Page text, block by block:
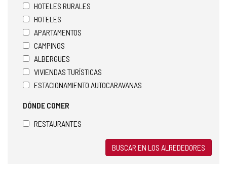
HOTELES RURALES
HOTELES
APARTAMENTOS
CAMPINGS
ALBERGUES
VIVIENDAS TURÍSTICAS
ESTACIONAMIENTO AUTOCARAVANAS
DÓNDE COMER
RESTAURANTES
BUSCAR EN LOS ALREDEDORES